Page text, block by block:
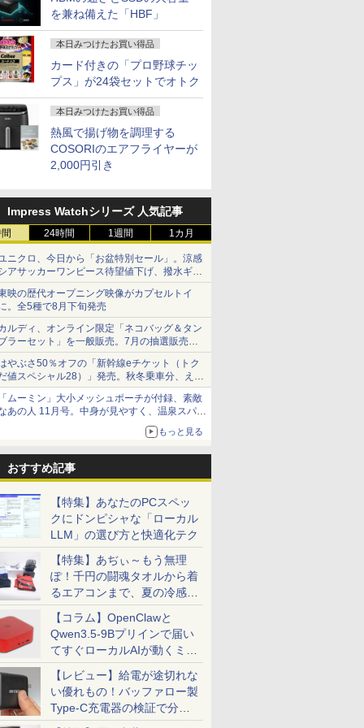
を兼ね備えた「HBF」
本日みつけたお買い得品
カード付きの「プロ野球チッ
プス」が24袋セットでオトク
本日みつけたお買い得品
熱風で揚げ物を調理する
COSORIのエアフライヤーが
2,000円引き
Impress Watchシリーズ 人気記事
24時間 1週間 1カ月
ニクロ、今日から「お盆特別セール」。涼感
アサッカーワンピース待望値下げ、撥水ギア
ョーツは1990円に
映の歴代オープニング映像がカプセルトイ
。全5種で8月下旬発売
ルディ、オンライン限定「ネコバッグ＆タン
ラーセット」を一般販売。7月の抽選販売の
選無効分
やぶさ50％オフの「新幹線eチケット（トク
値スペシャル28）」発売。秋冬乗車分、えき
っと限定
ムーミン」大小メッシュポーチが付録、素敵
あの人 11月号。中身が見やすく、温泉スパに
もっと見る
おすすめ記事
【特集】あなたのPCスペッ
クにドンピシャな「ローカル
LLM」の選び方と快適化テク
【特集】あぢぃ～もう無理
ぽ！千円の闘魂タオルから着
るエアコンまで、夏の冷感グ
ッズ一挙紹介
【コラム】OpenClawと
Qwen3.5-9Bプリインで届い
てすぐローカルAIが動くミニ
PC「SER9 Pro」
【レビュー】給電が途切れな
い優れもの！バッファロー製
Type-C充電器の検証で分か
ったこと